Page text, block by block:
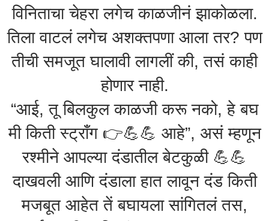
विनिताचा चेहरा लगेच काळजीनं झाकोळला.
तिला वाटलं लगेच अशक्तपणा आला तर? पण
तीची समजूत घालावी लागलीं की, तसं काही
होणार नाही.
“आई, तू बिलकुल काळजी करू नको, हे बघ
मी किती स्ट्रॉंग 👉💪💪 आहे”, असं म्हणून
रश्मीने आपल्या दंडातील बेटकुळी 💪💪
दाखवली आणि दंडाला हात लावून दंड किती
मजबूत आहेत तें बघायला सांगितलं तस,